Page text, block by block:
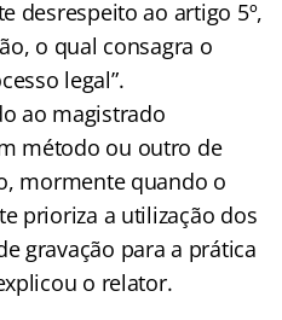
desrespeito ao artigo 5º,
o qual consagra o
legal”.
ao magistrado
método ou outro de
mormente quando o
prioriza a utilização dos
gravação para a prática
o relator.